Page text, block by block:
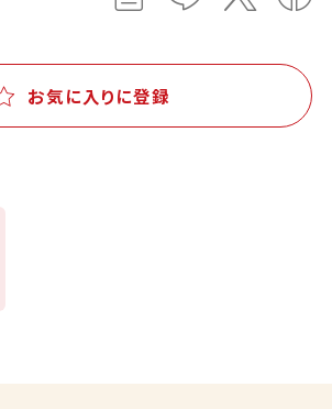
お気に入りに登録